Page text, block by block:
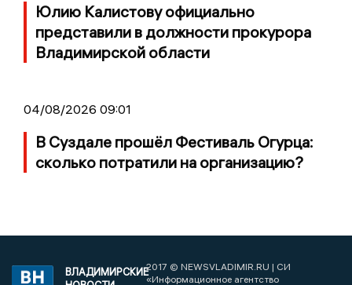
Юлию Калистову официально
представили в должности прокурора
Владимирской области
04/08/2026 09:01
В Суздале прошёл Фестиваль Огурца:
сколько потратили на организацию?
ВЛАДИМИРСКИЕ2017 © NEWSVLADIMIR.RU | СИ
«Информационное агентство